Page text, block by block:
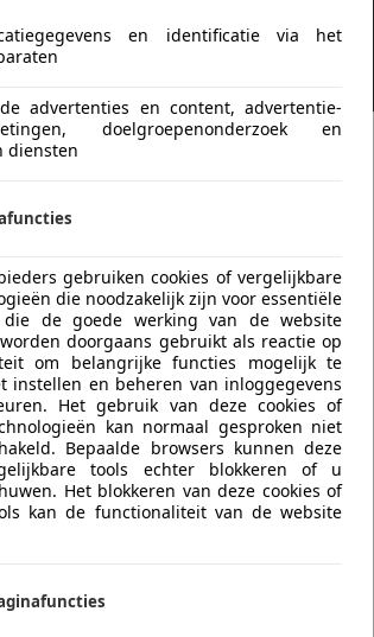
en identificatie via het
advertenties en content, advertentie-
doelgroepenonderzoek en
diensten
gebruiken cookies of vergelijkbare
die noodzakelijk zijn voor essentiële
de goede werking van de website
doorgaans gebruikt als reactie op
om belangrijke functies mogelijk te
instellen en beheren van inloggegevens
Het gebruik van deze cookies of
kan normaal gesproken niet
Bepaalde browsers kunnen deze
tools echter blokkeren of u
Het blokkeren van deze cookies of
kan de functionaliteit van de website